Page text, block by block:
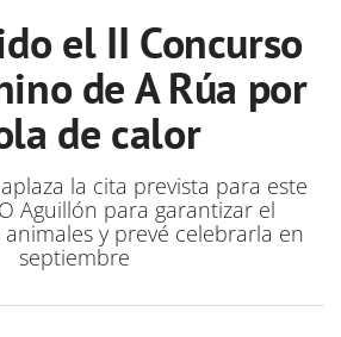
el II Concurso
de A Rúa por
de calor
la cita prevista para este
Aguillón para garantizar el
y prevé celebrarla en
septiembre